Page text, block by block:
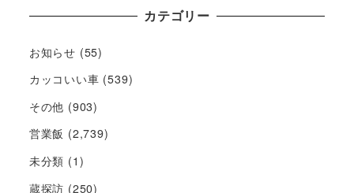
カテゴリー
お知らせ (55)
カッコいい車 (539)
その他 (903)
営業飯 (2,739)
未分類 (1)
蔵探訪 (250)